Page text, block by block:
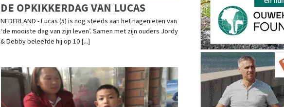
DE OPKIKKERDAG VAN LUCAS
NEDERLAND - Lucas (5) is nog steeds aan het nagenieten van
‘de mooiste dag van zijn leven’. Samen met zijn ouders Jordy
& Debby beleefde hij op 10 [...]